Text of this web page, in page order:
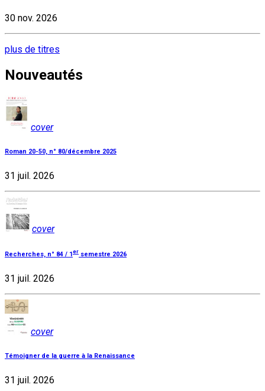
30 nov. 2026
plus de titres
Nouveautés
cover
Roman 20-50, n° 80/décembre 2025
31 juil. 2026
cover
Recherches, n° 84 / 1 er semestre 2026
31 juil. 2026
cover
Témoigner de la guerre à la Renaissance
31 juil. 2026